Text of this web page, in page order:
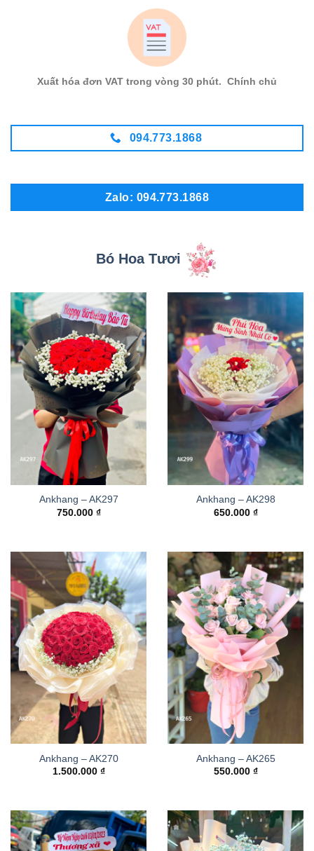
Xuất hóa đơn VAT trong vòng 30 phút. Chính chủ
094.773.1868
Zalo: 094.773.1868
Bó Hoa Tươi
Ankhang – AK297
750.000 ₫
Ankhang – AK298
650.000 ₫
Ankhang – AK270
1.500.000 ₫
Ankhang – AK265
550.000 ₫